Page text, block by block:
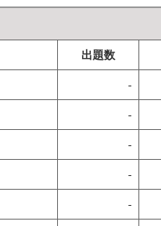
出題数
-
-
-
-
-